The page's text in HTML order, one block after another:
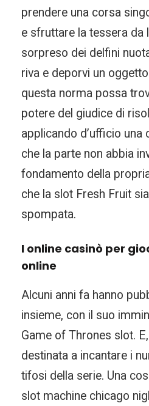
prendere una corsa
e sfruttare la tessera da
sorpreso dei delfini
riva e deporvi un
questa norma possa
potere del giudice di
applicando d’ufficio una
che la parte non abbia
fondamento della
che la slot Fresh Fruit
spompata.
I online casinò per
online
Alcuni anni fa hanno
insieme, con il suo
Game of Thrones slot.
destinata a incantare i
tifosi della serie. Una
slot machine chicago